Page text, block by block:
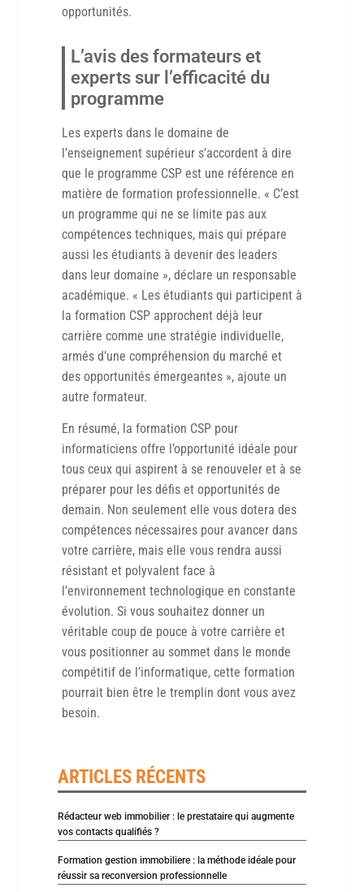
opportunités.
L’avis des formateurs et
experts sur l’efficacité du
programme
Les experts dans le domaine de
l’enseignement supérieur s’accordent à dire
que le programme CSP est une référence en
matière de formation professionnelle. « C’est
un programme qui ne se limite pas aux
compétences techniques, mais qui prépare
aussi les étudiants à devenir des leaders
dans leur domaine », déclare un responsable
académique. « Les étudiants qui participent à
la formation CSP approchent déjà leur
carrière comme une stratégie individuelle,
armés d’une compréhension du marché et
des opportunités émergeantes », ajoute un
autre formateur.
En résumé, la formation CSP pour
informaticiens offre l’opportunité idéale pour
tous ceux qui aspirent à se renouveler et à se
préparer pour les défis et opportunités de
demain. Non seulement elle vous dotera des
compétences nécessaires pour avancer dans
votre carrière, mais elle vous rendra aussi
résistant et polyvalent face à
l’environnement technologique en constante
évolution. Si vous souhaitez donner un
véritable coup de pouce à votre carrière et
vous positionner au sommet dans le monde
compétitif de l’informatique, cette formation
pourrait bien être le tremplin dont vous avez
besoin.
ARTICLES RÉCENTS
Rédacteur web immobilier : le prestataire qui augmente
vos contacts qualifiés ?
Formation gestion immobiliere : la méthode idéale pour
réussir sa reconversion professionnelle